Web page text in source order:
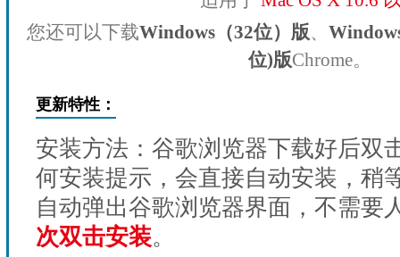
您还可以下载Windows（32位）版、
位)版Chrome。
更新特性：
安装方法：谷歌浏览器下载好后双
何安装提示，会直接自动安装，稍
自动弹出谷歌浏览器界面，不需要
次双击安装。